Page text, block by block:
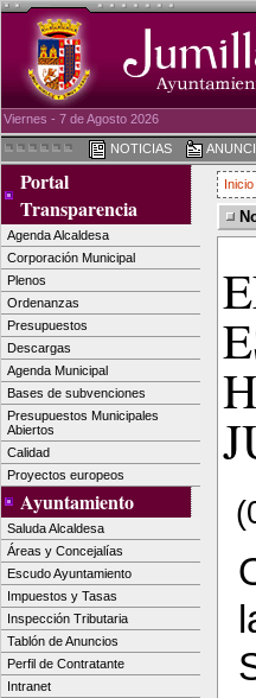
Viernes - 7 de Agosto 2026
NOTICIAS
Portal
Transparencia
Agenda Alcaldesa
Corporación Municipal
Plenos
Ordenanzas
Presupuestos
Descargas
Agenda Municipal
Bases de subvenciones
Presupuestos Municipales
Abiertos
Calidad
Proyectos europeos
Ayuntamiento
Saluda Alcaldesa
Áreas y Concejalías
Escudo Ayuntamiento
Impuestos y Tasas
Inspección Tributaria
Tablón de Anuncios
Perfil de Contratante
Intranet
Inicio